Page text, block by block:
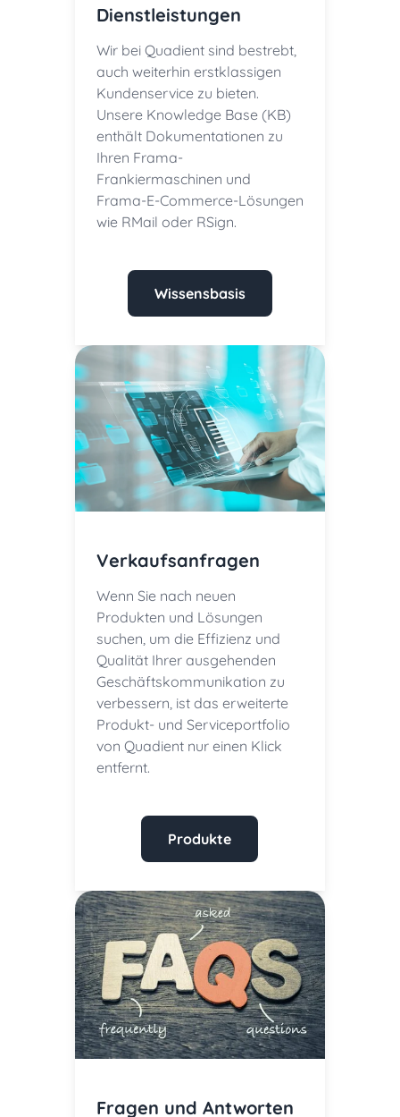
Dienstleistungen
Wir bei Quadient sind bestrebt,
auch weiterhin erstklassigen
Kundenservice zu bieten.
Unsere Knowledge Base (KB)
enthält Dokumentationen zu
Ihren Frama-
Frankiermaschinen und
Frama-E-Commerce-Lösungen
wie RMail oder RSign.
Wissensbasis
Verkaufsanfragen
Wenn Sie nach neuen
Produkten und Lösungen
suchen, um die Effizienz und
Qualität Ihrer ausgehenden
Geschäftskommunikation zu
verbessern, ist das erweiterte
Produkt- und Serviceportfolio
von Quadient nur einen Klick
entfernt.
Produkte
Fragen und Antworten